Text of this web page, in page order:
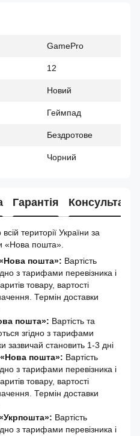
GamePro
12
Новий
Геймпад
Бездротове
Чорний
Гарантія Консультація
території України за
«Нова пошта».
пошта»: Вартість
з тарифами перевізника і
товару, вартості
Термін доставки
пошта»: Вартість та
згідно з тарифами
зазвичай становить 1-3 дні
пошта»: Вартість
з тарифами перевізника і
товару, вартості
Термін доставки
Вартість
з тарифами перевізника і